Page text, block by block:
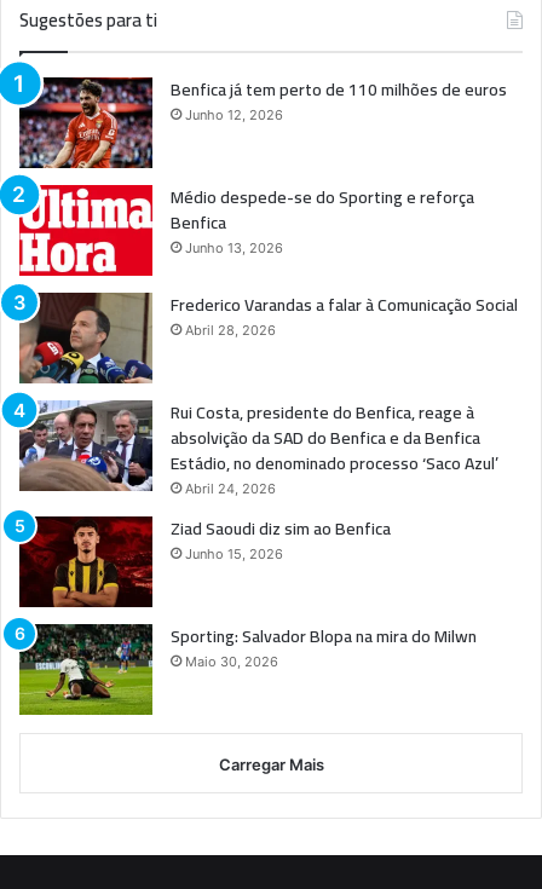
Sugestões para ti
Benfica já tem perto de 110 milhões de euros
Junho 12, 2026
Médio despede-se do Sporting e reforça
Benfica
Junho 13, 2026
Frederico Varandas a falar à Comunicação Social
Abril 28, 2026
Rui Costa, presidente do Benfica, reage à
absolvição da SAD do Benfica e da Benfica
Estádio, no denominado processo ‘Saco Azul’
Abril 24, 2026
Ziad Saoudi diz sim ao Benfica
Junho 15, 2026
Sporting: Salvador Blopa na mira do Milwn
Maio 30, 2026
Carregar Mais